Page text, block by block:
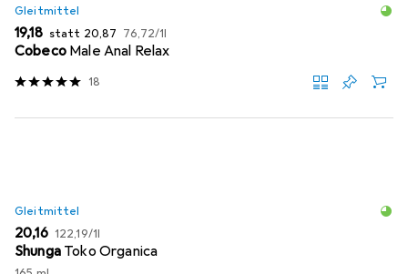
Gleitmittel
EUR
19,18 statt EUR
20,87 EUR
76,72/1l
Cobeco Male Anal Relax
18
Gleitmittel
EUR
20,16 EUR
122,19/1l
Shunga Toko Organica